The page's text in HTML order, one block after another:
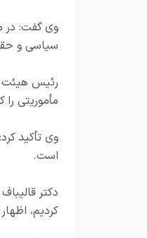
وی گفت: در
سیاسی و
رئیس هیئت
مأموریتی
وی تأکید
است.
دکتر
کردیم،